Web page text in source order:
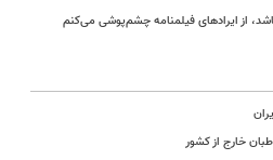
از ایرادهای فیلمنامه چشم‌پوشی می‌کنم
خارج از کشور